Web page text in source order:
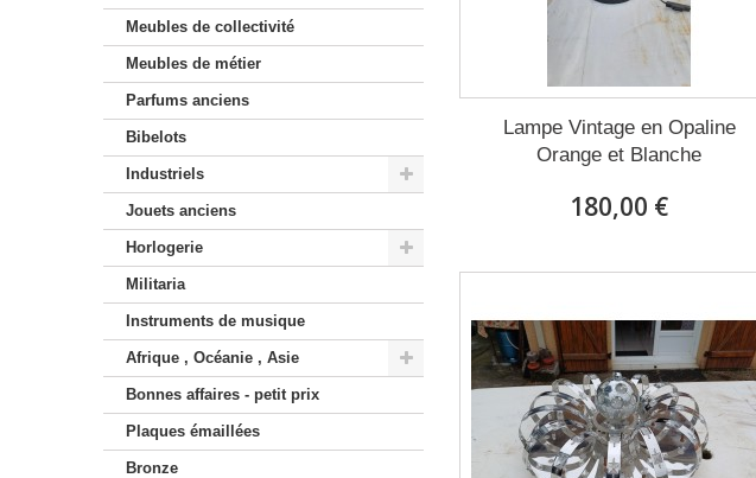
Meubles de collectivité
Meubles de métier
Parfums anciens
Bibelots
Industriels
Jouets anciens
Horlogerie
Militaria
Instruments de musique
Afrique , Océanie , Asie
Bonnes affaires - petit prix
Plaques émaillées
Bronze
Lampe Vintage en Opaline
Orange et Blanche
180,00 €